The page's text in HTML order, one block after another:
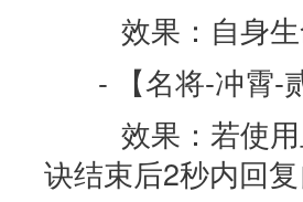
效果：自身生
- 【名将-冲霄-
效果：若使用
诀结束后2秒内回